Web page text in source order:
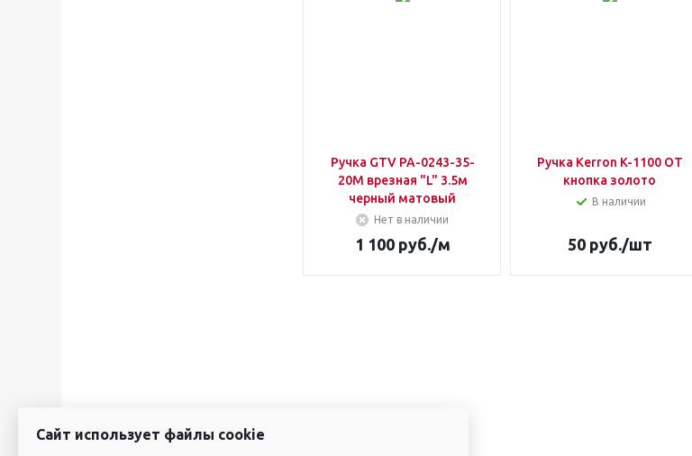
Ручка GTV PA-0243-35-
20M врезная "L" 3.5м
черный матовый
Нет в наличии
1 100руб./м
Ручка Kerron K-1100 ОТ
кнопка золото
В наличии
50руб./шт
Сайт использует файлы cookie